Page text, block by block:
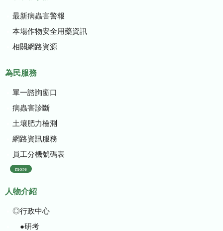
最新病蟲害警報
本場作物安全用藥資訊
相關網路資源
為民服務
單一諮詢窗口
病蟲害診斷
土壤肥力檢測
網路資訊服務
員工分機號碼表
more
人物介紹
◎行政中心
●研考